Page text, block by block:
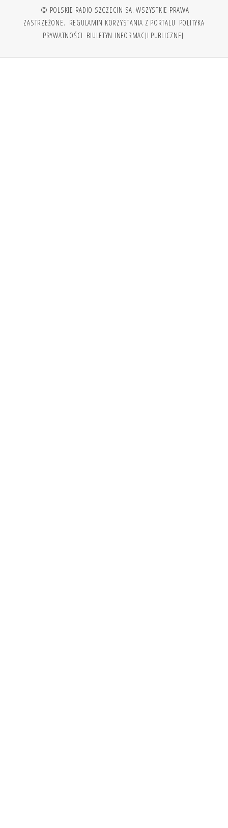
© POLSKIE RADIO SZCZECIN SA. WSZYSTKIE PRAWA
ZASTRZEŻONE. REGULAMIN KORZYSTANIA Z PORTALU POLITYKA
PRYWATNOŚCI BIULETYN INFORMACJI PUBLICZNEJ